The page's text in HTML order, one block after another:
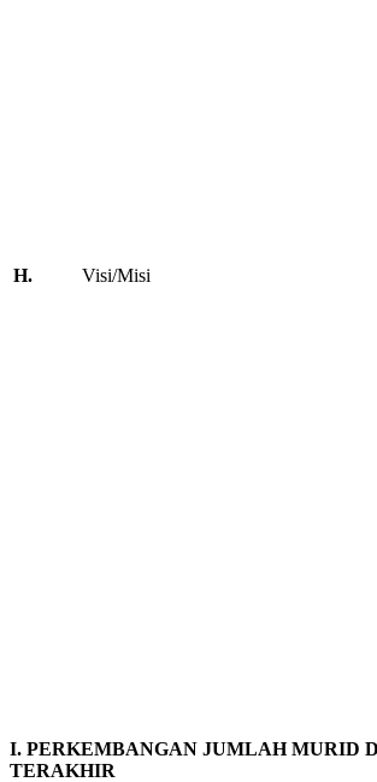
H. Visi/Misi
I. PERKEMBANGAN JUMLAH MURID
TERAKHIR